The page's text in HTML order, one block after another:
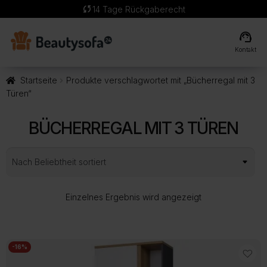
sync 14 Tage Rückgaberecht
support_agent
Kontakt
Startseite
Produkte verschlagwortet mit „Bücherregal mit 3
Türen“
BÜCHERREGAL MIT 3 TÜREN
Einzelnes Ergebnis wird angezeigt
-16%